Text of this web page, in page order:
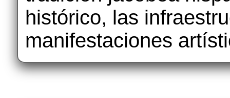
histórico, las
manifestaciones